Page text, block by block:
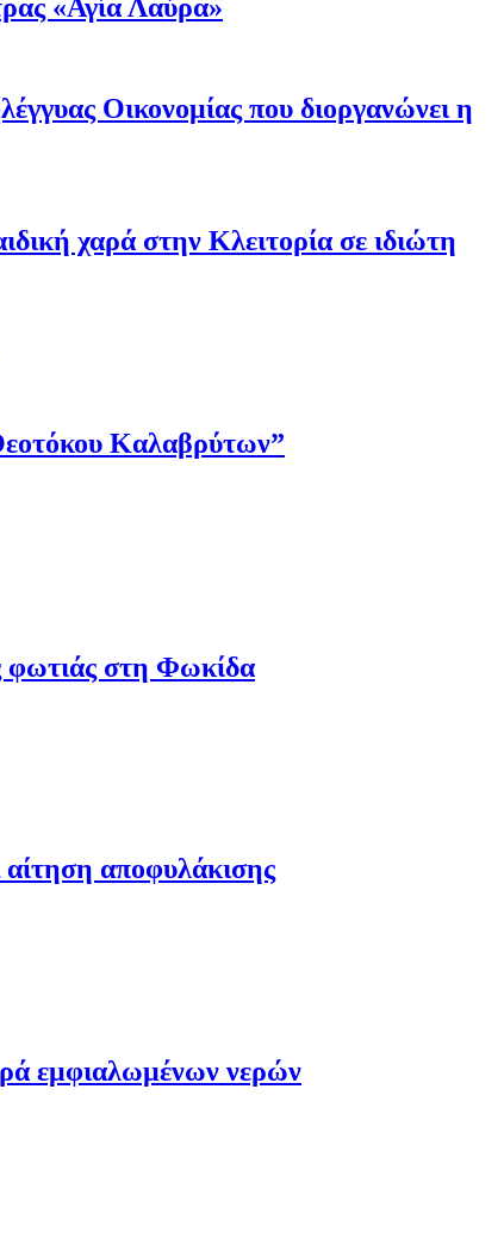
«Αγία Λαύρα»
Οικονομίας που διοργανώνει η
χαρά στην Κλειτορία σε ιδιώτη
Καλαβρύτων”
φωτιάς στη Φωκίδα
αίτηση αποφυλάκισης
εμφιαλωμένων νερών